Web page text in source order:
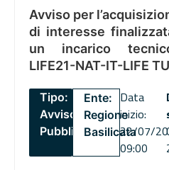
Avviso per
di interesse
un incarico
LIFE21-NAT-IT-LIFE
Tipo:
Avviso
Pubblico
Ente:
Regione
Basilicata
Data
inizio:
22/07/
09:00